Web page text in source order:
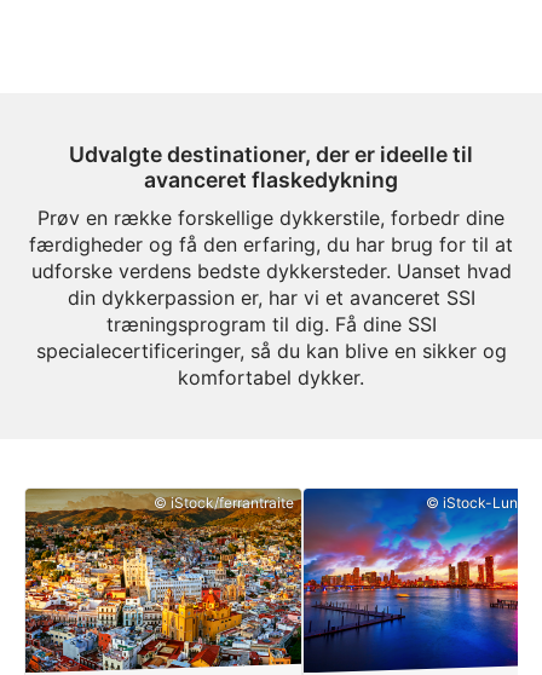
Udvalgte destinationer, der er ideelle til
avanceret flaskedykning
Prøv en række forskellige dykkerstile, forbedr dine
færdigheder og få den erfaring, du har brug for til at
udforske verdens bedste dykkersteder. Uanset hvad
din dykkerpassion er, har vi et avanceret SSI
træningsprogram til dig. Få dine SSI
specialecertificeringer, så du kan blive en sikker og
komfortabel dykker.
© iStock/ferrantraite © iStock-